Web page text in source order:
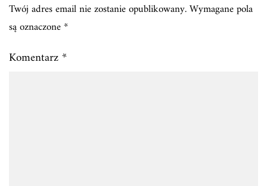
Twój adres email nie zostanie opublikowany.Wymagane pola
są oznaczone*
Komentarz*